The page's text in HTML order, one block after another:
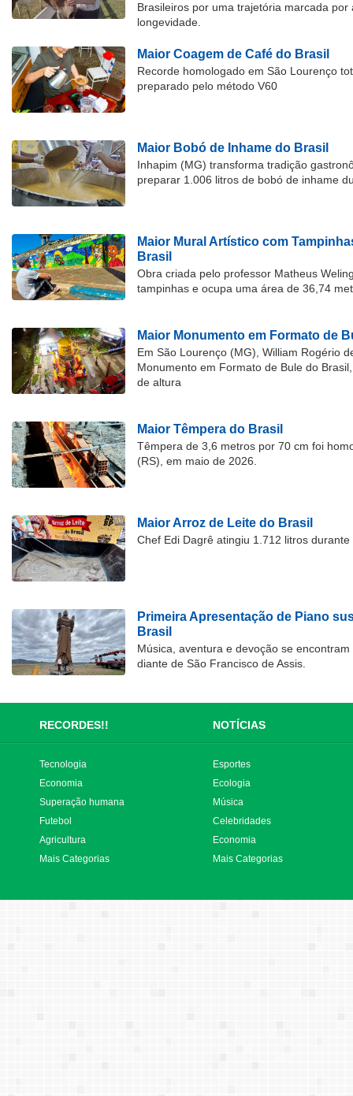
Brasileiros por uma trajetória marcada por
longevidade.
Maior Coagem de Café do Brasil
Recorde homologado em São Lourenço
preparado pelo método V60
Maior Bobó de Inhame do Brasil
Inhapim (MG) transforma tradição
preparar 1.006 litros de bobó de inhame
Maior Mural Artístico com
Brasil
Obra criada pelo professor Matheus
tampinhas e ocupa uma área de 36,74
Maior Monumento em Formato de
Em São Lourenço (MG), William Rogério
Monumento em Formato de Bule do
de altura
Maior Têmpera do Brasil
Têmpera de 3,6 metros por 70 cm foi
(RS), em maio de 2026.
Maior Arroz de Leite do Brasil
Chef Edi Dagrê atingiu 1.712 litros
Primeira Apresentação de Piano
Brasil
Música, aventura e devoção se
diante de São Francisco de Assis.
RECORDES!! NOTÍCIAS
Tecnologia
Economia
Superação humana
Futebol
Agricultura
Mais Categorias
Esportes
Ecologia
Música
Celebridades
Economia
Mais Categorias